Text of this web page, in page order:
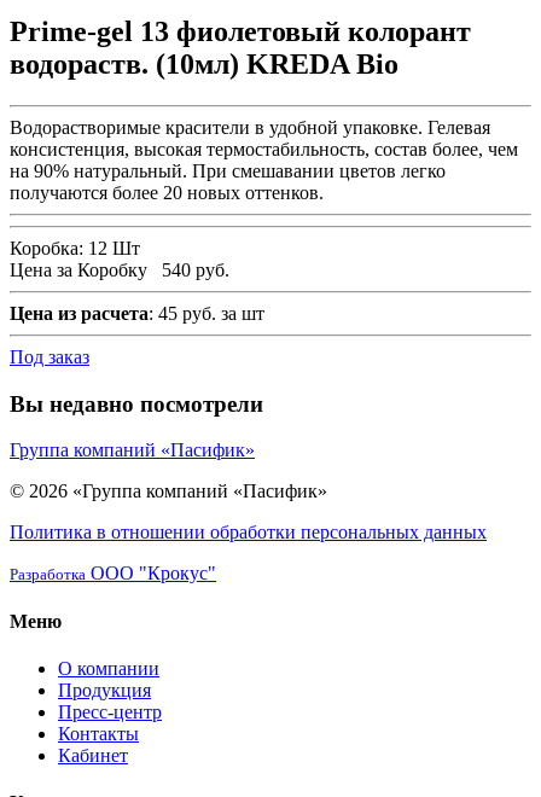
Prime-gel 13 фиолетовый колорант
водораств. (10мл) KREDA Bio
Водорастворимые красители в удобной упаковке. Гелевая
консистенция, высокая термостабильность, состав более, чем
на 90% натуральный. При смешавании цветов легко
получаются более 20 новых оттенков.
Коробка: 12 Шт
Цена за Коробку
540 руб.
Цена из расчета: 45 руб. за шт
Под заказ
Вы недавно посмотрели
Группа компаний «Пасифик»
© 2026 «Группа компаний «Пасифик»
Политика в отношении обработки персональных данных
Разработка ООО "Крокус"
Меню
О компании
Продукция
Пресс-центр
Контакты
Кабинет